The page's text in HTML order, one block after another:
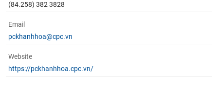
(84.258) 382 3828
Email
pckhanhhoa@cpc.vn
Website
https://pckhanhhoa.cpc.vn/